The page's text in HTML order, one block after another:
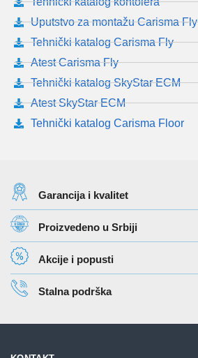
Uputstvo za montažu Carisma Fly
Tehnički katalog Carisma Fly
Atest Carisma Fly
Tehnički katalog SkyStar ECM
Atest SkyStar ECM
Tehnički katalog Carisma Floor
Garancija i kvalitet
Proizvedeno u Srbiji
Akcije i popusti
Stalna podrška